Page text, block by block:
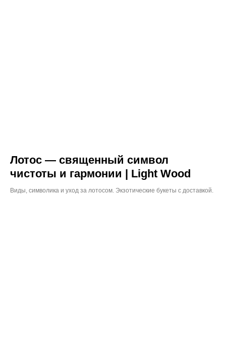
Лотос — священный символ
чистоты и гармонии | Light Wood
Виды, символика и уход за лотосом. Экзотические букеты с доставкой.